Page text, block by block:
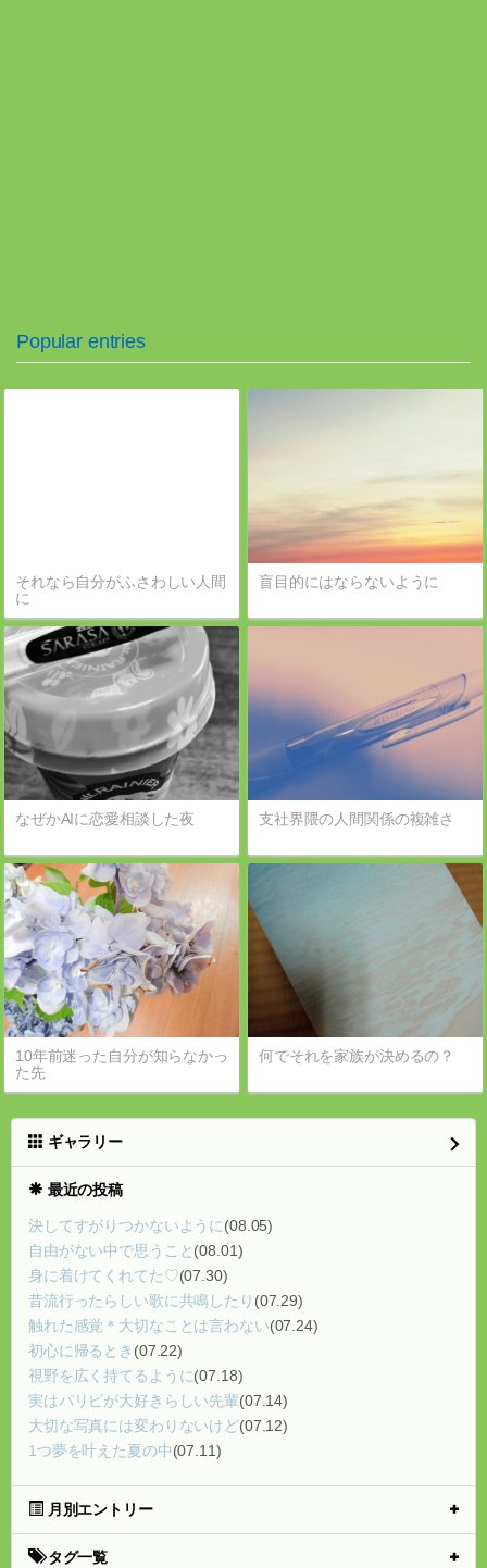
Popular entries
それなら自分がふさわしい人間
に
盲目的にはならないように
なぜかAIに恋愛相談した夜 支社界隈の人間関係の複雑さ
10年前迷った自分が知らなかっ
た先
何でそれを家族が決めるの？
ギャラリー
最近の投稿
決してすがりつかないように(08.05)
自由がない中で思うこと(08.01)
身に着けてくれてた♡(07.30)
昔流行ったらしい歌に共鳴したり (07.29)
触れた感覚＊大切なことは言わない(07.24)
初心に帰るとき (07.22)
視野を広く持てるように(07.18)
実はパリピが大好きらしい先輩(07.14)
大切な写真には変わりないけど(07.12)
1つ夢を叶えた夏の中(07.11)
月別エントリー
タグ一覧